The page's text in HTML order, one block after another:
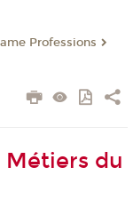
Professions
Métiers du